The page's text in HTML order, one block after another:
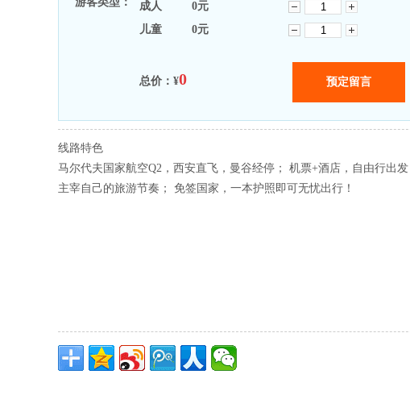
成人 0元
儿童
0元
总价：¥0
线路特色
马尔代夫国家航空Q2，西安直飞，曼谷经停； 机票+酒店，自由行出发
主宰自己的旅游节奏； 免签国家，一本护照即可无忧出行！